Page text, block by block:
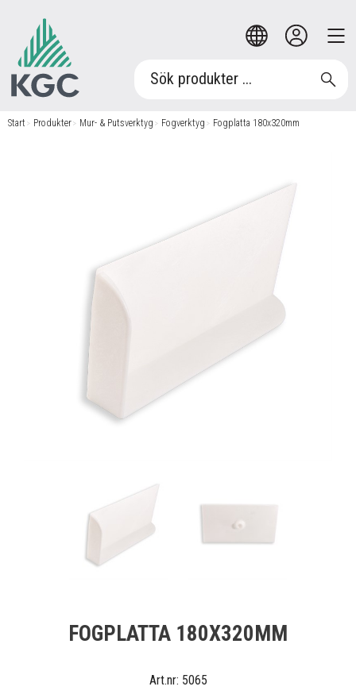
Start / Produkter / Mur- & Putsverktyg / Fogverktyg / Fogplatta 180x320mm
FOGPLATTA 180X320MM
5065